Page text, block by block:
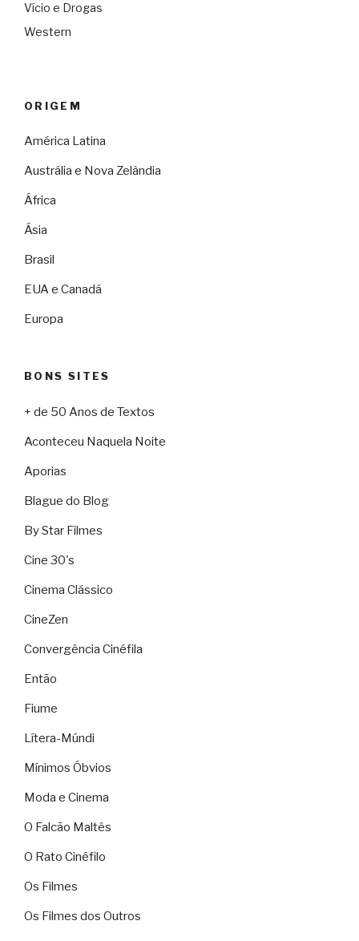
Vício e Drogas
Western
ORIGEM
América Latina
Austrália e Nova Zelândia
África
Ásia
Brasil
EUA e Canadá
Europa
BONS SITES
+ de 50 Anos de Textos
Aconteceu Naquela Noite
Aporias
Blague do Blog
By Star Filmes
Cine 30's
Cinema Clássico
CineZen
Convergência Cinéfila
Então
Fiume
Lítera-Múndi
Mínimos Óbvios
Moda e Cinema
O Falcão Maltês
O Rato Cinéfilo
Os Filmes
Os Filmes dos Outros